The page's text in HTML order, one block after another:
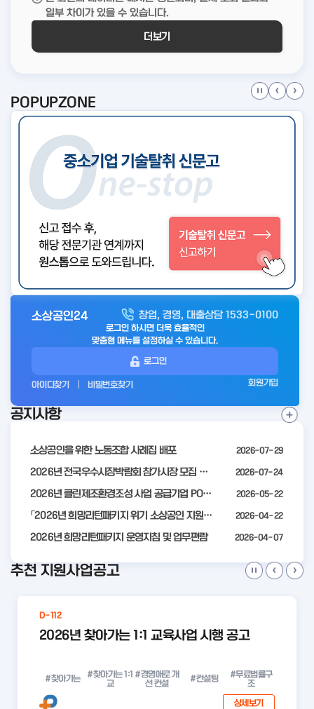
일부 차이가 있을 수 있습니다.
더보기
POPUPZONE
아
전
소상공인24 창업, 경영, 대출상담 1533-0100
로그인 하시면 더욱 효율적인
맞춤형 메뉴를 설정하실 수 있습니다.
로그인
아이디찾기 비밀번호찾기 회원가입
공지사항
소상공인을 위한 노동조합 사례집 배포 2026-07-29
2026년 전국우수시장박람회 참가시장 모집 공고 2026-07-24
2026년 클린제조환경조성 사업 공급기업 POOL 안내 2026-05-22
「2026년 희망리턴패키지 위기 소상공인 지원」모집 통합 2차 수정 공고 2026-04-22
2026년 희망리턴패키지 운영지침 및 업무편람 2026-04-07
공
추천 지원사업공고
D-112
2026년 찾아가는 1:1 교육사업 시행 공고
#찾아가는
#찾아가는 1:1
교
#경영애로 개
선 컨설
#컨설팅
#무료법률구
조
상세보기